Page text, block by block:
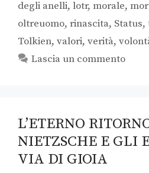
degli anelli, lotr, morale,
oltreuomo, rinascita, Status,
Tolkien, valori, verità,
Lascia un commento
L’ETERNO
NIETZSCHE E GLI
VIA DI GIOIA